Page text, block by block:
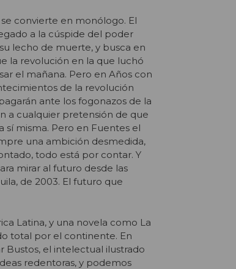
convierte en monólogo. El
a la cúspide del poder
lecho de muerte, y busca en
la revolución en la que luchó
el mañana. Pero en Años con
de la revolución
ante los fogonazos de la
a cualquier pretensión de que
sí misma. Pero en Fuentes el
una ambición desmedida,
todo está por contar. Y
mirar al futuro desde las
de 2003. El futuro que
Latina, y una novela como La
total por el continente. En
Bustos, el intelectual ilustrado
redentoras, y podemos